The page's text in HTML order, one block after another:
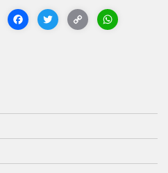
FacebookTwitterCopy